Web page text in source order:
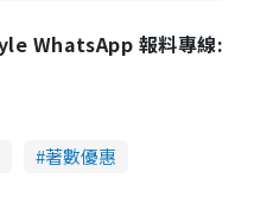
WhatsApp 報料專線:
著數優惠